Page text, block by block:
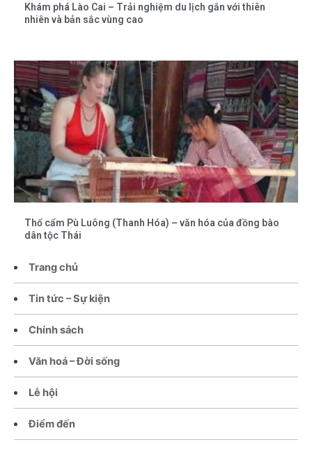
Trang chủ
Tin tức – Sự kiện
Chính sách
Văn hoá – Đời sống
Lễ hội
Điểm đến
Khám phá Lào Cai – Trải nghiệm du lịch gắn với thiên
nhiên và bản sắc vùng cao
Thổ cẩm Pù Luông (Thanh Hóa) – văn hóa của đồng bào
dân tộc Thái